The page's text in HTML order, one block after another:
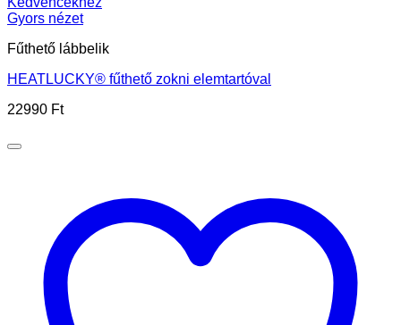
Gyors nézet
Fűthető lábbelik
HEATLUCKY® fűthető zokni elemtartóval
22990 Ft